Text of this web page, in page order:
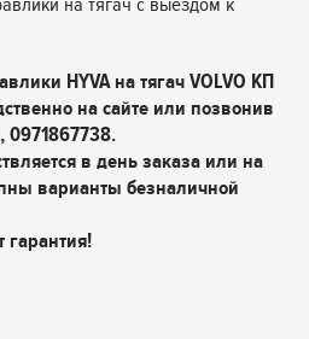
HYVA на тягач VOLVO КП
на сайте или позвонив
0971867738.
в день заказа или на
варианты безналичной
гарантия!